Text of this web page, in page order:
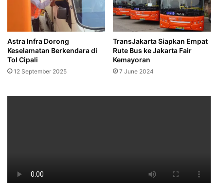
Astra Infra Dorong
Keselamatan Berkendara di
Tol Cipali
12 September 2025
TransJakarta Siapkan Empat
Rute Bus ke Jakarta Fair
Kemayoran
7 June 2024